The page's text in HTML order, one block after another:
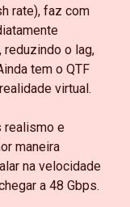
rate), faz com
o lag,
tem o QTF
virtual.
realismo e
maneira
na velocidade
a 48 Gbps.